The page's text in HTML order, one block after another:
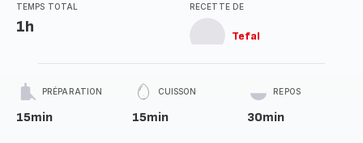
TEMPS TOTAL
1h
RECETTE DE
Tefal
PRÉPARATION
15min
CUISSON
15min
REPOS
30min